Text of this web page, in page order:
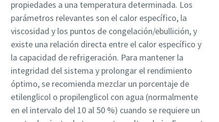
propiedades a una temperatura determinada. Los
parámetros relevantes son el calor específico, la
viscosidad y los puntos de congelación/ebullición, y
existe una relación directa entre el calor específico y
la capacidad de refrigeración. Para mantener la
integridad del sistema y prolongar el rendimiento
óptimo, se recomienda mezclar un porcentaje de
etilenglicol o propilenglicol con agua (normalmente
en el intervalo del 10 al 50 %) cuando se requiere un